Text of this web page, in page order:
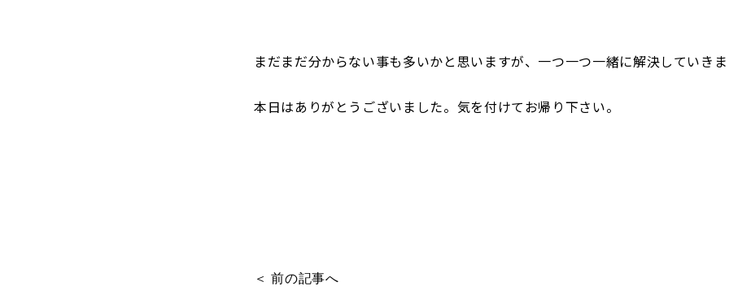
まだまだ分からない事も多いかと思いますが、一つ一つ一緒に解決していき
本日はありがとうございました。気を付けてお帰り下さい。
＜ 前の記事へ